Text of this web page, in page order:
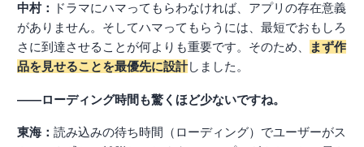
中村：
ドラマにハマってもらわなければ、アプリの存在意義
がありません。そしてハマってもらうには、最短でおもしろ
さに到達させることが何よりも重要です。そのため、
まず作
品を見せることを最優先に設計しました。
――ローディング時間も驚くほど少ないですね。
東海： 読み込みの待ち時間（ローディング）でユーザーがス